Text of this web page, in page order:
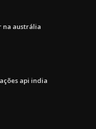
na austrália
api india